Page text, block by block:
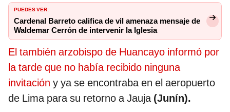
PUEDES VER:
Cardenal Barreto califica de vil amenaza mensaje de
Waldemar Cerrón de intervenir la Iglesia
El también arzobispo de Huancayo informó por
la tarde que no había recibido ninguna
invitación y ya se encontraba en el aeropuerto
de Lima para su retorno a Jauja (Junín).